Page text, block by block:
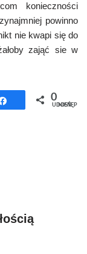
konieczności
powinno
nie kwapi się do
zająć sie w
Udostępnij
0
UDOSTĘPNIEŃ